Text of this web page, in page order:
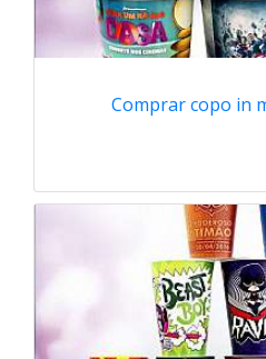
Comprar copo in